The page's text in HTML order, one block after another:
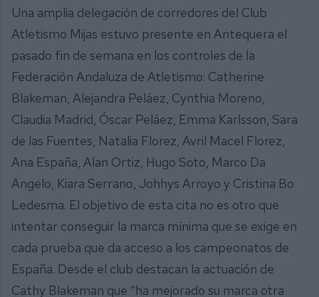
Una amplia delegación de corredores del Club
Atletismo Mijas estuvo presente en Antequera el
pasado fin de semana en los controles de la
Federación Andaluza de Atletismo: Catherine
Blakeman, Alejandra Peláez, Cynthia Moreno,
Claudia Madrid, Óscar Peláez, Emma Karlsson, Sara
de las Fuentes, Natalia Florez, Avril Macel Florez,
Ana España, Alan Ortiz, Hugo Soto, Marco Da
Angelo, Kiara Serrano, Johhys Arroyo y Cristina Bo
Ledesma. El objetivo de esta cita no es otro que
intentar conseguir la marca mínima que se exige en
cada prueba que da acceso a los campeonatos de
España. Desde el club destacan la actuación de
Cathy Blakeman que “ha mejorado su marca otra